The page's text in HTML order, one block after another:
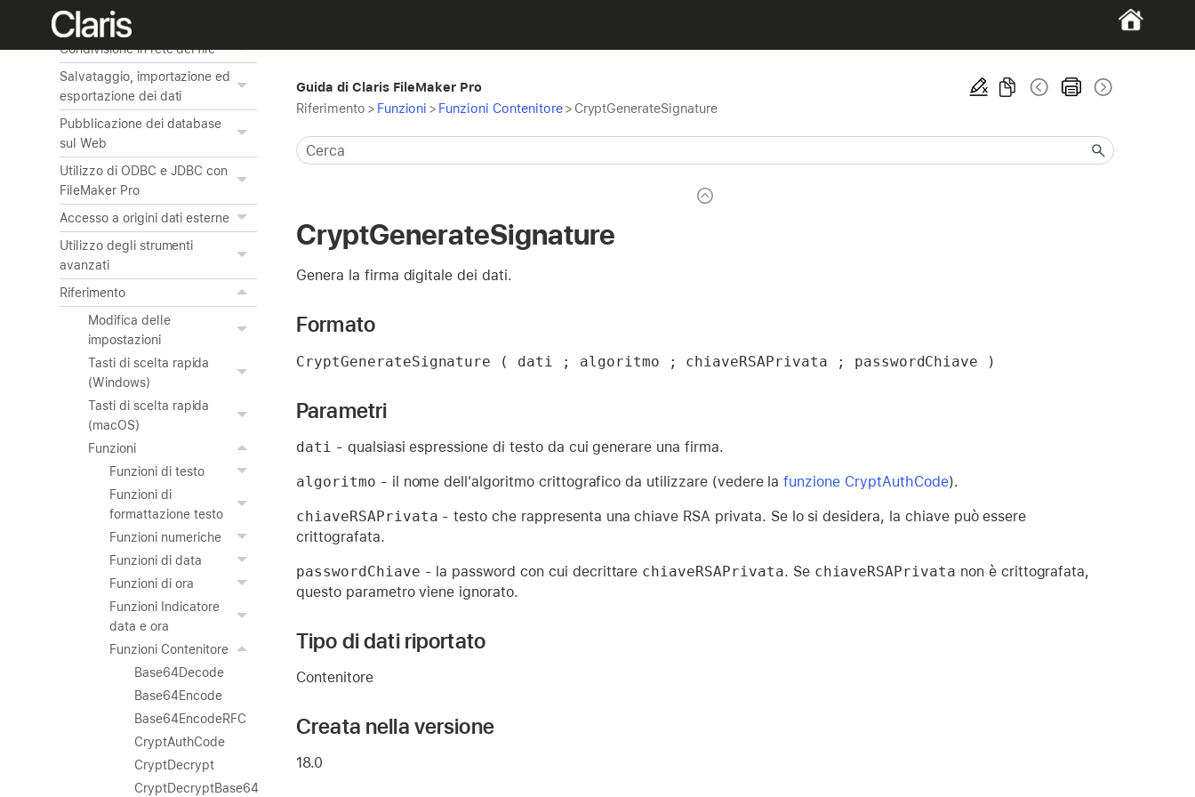
Gestione della sicurezza
Condivisione in rete dei file
Salvataggio, importazione ed
esportazione dei dati
Pubblicazione dei database
sul Web
Utilizzo di ODBC e JDBC con
FileMaker Pro
Accesso a origini dati esterne
Utilizzo degli strumenti
avanzati
Riferimento
Modifica delle
impostazioni
Tasti di scelta rapida
(Windows)
Tasti di scelta rapida
(macOS)
Funzioni
Funzioni di testo
Funzioni di
formattazione testo
Funzioni numeriche
Funzioni di data
Funzioni di ora
Funzioni Indicatore
data e ora
Funzioni Contenitore
Base64Decode
Base64Encode
Base64EncodeRFC
CryptAuthCode
CryptDecrypt
CryptDecryptBase64
Guida di Claris FileMaker Pro
Riferimento > Funzioni > Funzioni Contenitore> CryptGenerateSignature
CryptGenerateSignature
Genera la firma digitale dei dati.
Formato
CryptGenerateSignature ( dati ; algoritmo ; chiaveRSAPrivata ; passwordChiave )
Parametri
dati - qualsiasi espressione di testo da cui generare una firma.
algoritmo - il nome dell'algoritmo crittografico da utilizzare (vedere lafunzione CryptAuthCode).
chiaveRSAPrivata - testo che rappresenta una chiave RSA privata. Se lo si desidera, la chiave può essere
crittografata.
passwordChiave - la password con cui decrittare chiaveRSAPrivata. Se chiaveRSAPrivata non è crittografata,
questo parametro viene ignorato.
Tipo di dati riportato
Contenitore
Creata nella versione
18.0